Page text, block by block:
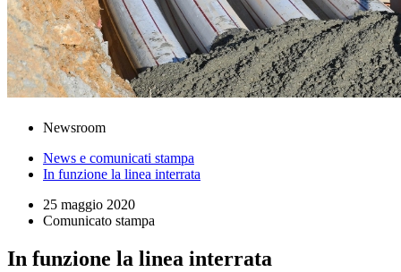
Newsroom
News e comunicati stampa
In funzione la linea interrata
25 maggio 2020
Comunicato stampa
In funzione la linea interrata